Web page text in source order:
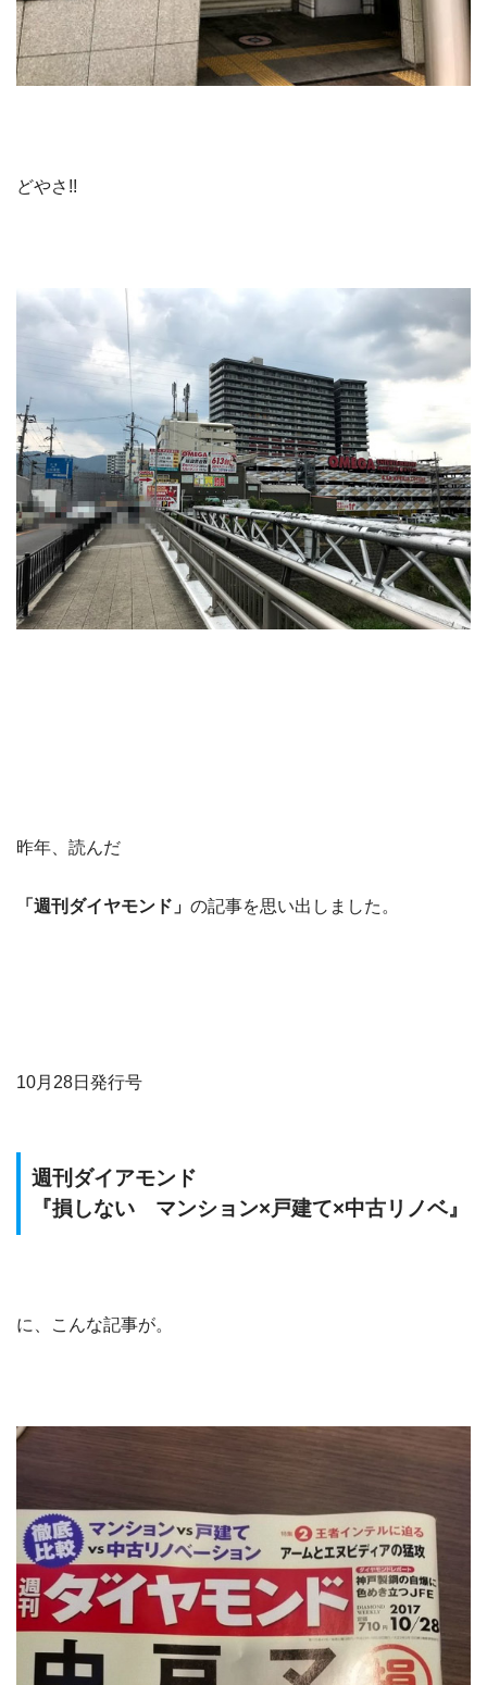
どやさ!!
昨年、読んだ
「週刊ダイヤモンド」 の記事を思い出しました。
10月28日発行号
週刊ダイアモンド
『損しない マンション×戸建て×中古リノベ』
に、こんな記事が。